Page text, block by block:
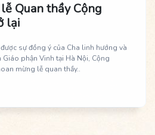
Quan thầy Cộng
lại
sự đồng ý của Cha linh hướng và
phận Vinh tại Hà Nội, Cộng
mừng lễ quan thầy..